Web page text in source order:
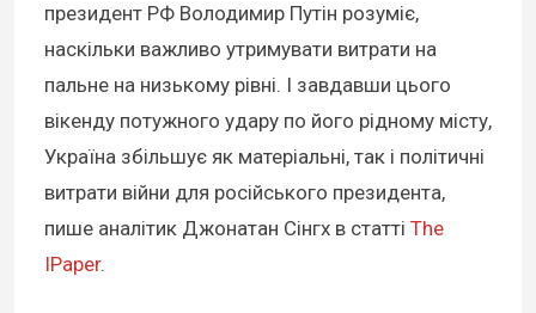
президент РФ Володимир Путін розуміє,
наскільки важливо утримувати витрати на
пальне на низькому рівні. І завдавши цього
вікенду потужного удару по його рідному місту,
Україна збільшує як матеріальні, так і політичні
витрати війни для російського президента,
пише аналітик Джонатан Сінгх в статті The
IPaper.